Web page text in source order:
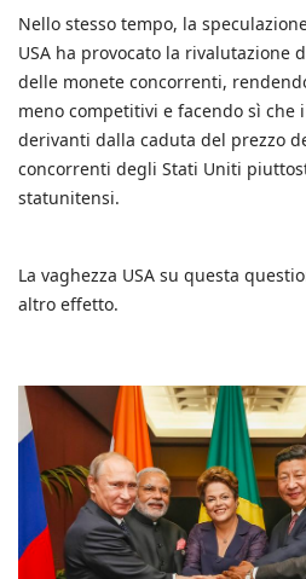
Nello stesso tempo, la
USA ha provocato la rivalutazione
delle monete concorrenti,
meno competitivi e facendo sì che
derivanti dalla caduta del prezzo
concorrenti degli Stati Uniti
statunitensi.
La vaghezza USA su questa
altro effetto.